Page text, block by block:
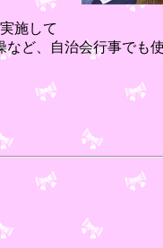
施して
ど、自治会行事でも